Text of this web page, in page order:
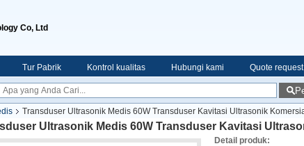
Co, Ltd
Tur Pabrik Kontrol kualitas Hubungi kami Quote
Transduser Ultrasonik Medis 60W Transduser Kavitasi Ultrasonik
Ultrasonik Medis 60W Transduser Kavitasi
Detail produk: